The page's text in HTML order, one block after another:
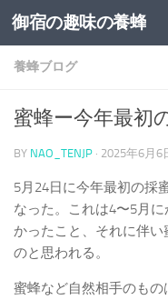
コンテンツへスキップ
御宿の趣味の養蜂
養蜂ブログ
蜜蜂ー今年最初
BY NAO_TENJP · 2025年6月6
5月24日に今年最初の採
なった。これは4〜5月
かったこと、それに伴
のと思われる。
蜜蜂など自然相手のも